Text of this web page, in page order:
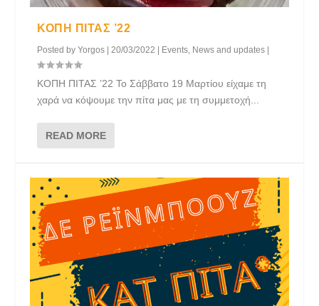
ΚΟΠΗ ΠΙΤΑΣ ’22
Posted byYorgos | 20/03/2022 | Events News and updates |
ΚΟΠΗ ΠΙΤΑΣ ’22 Το Σάββατο 19 Μαρτίου είχαμε τη
χαρά να κόψουμε την πίτα μας με τη συμμετοχή...
READ MORE